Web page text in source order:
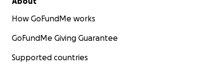
How GoFundMe works
GoFundMe Giving Guarantee
Supported countries